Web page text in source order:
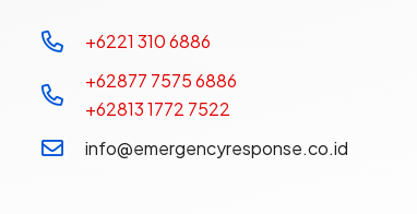
+6221 310 6886
+62877 7575 6886
+62813 1772 7522
info@emergencyresponse.co.id